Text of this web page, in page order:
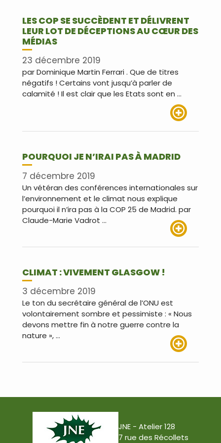
LES COP SE SUCCÈDENT ET DÉLIVRENT
LEUR LOT DE DÉCEPTIONS AU CŒUR DES
MÉDIAS
23 décembre 2019
par Dominique Martin Ferrari . Que de titres
négatifs ! Certains vont jusqu’à parler de
calamité ! Il est clair que les Etats sont en …
POURQUOI JE N’IRAI PAS À MADRID
7 décembre 2019
Un vétéran des conférences internationales sur
l’environnement et le climat nous explique
pourquoi il n’ira pas à la COP 25 de Madrid. par
Claude-Marie Vadrot …
CLIMAT : VIVEMENT GLASGOW !
3 décembre 2019
Le ton du secrétaire général de l’ONU est
volontairement sombre et pessimiste : « Nous
devons mettre fin à notre guerre contre la
nature », …
JNE - Atelier 128
7 rue des Récollets